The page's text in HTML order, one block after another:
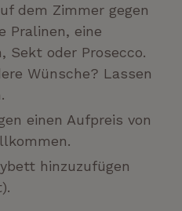
dem Zimmer gegen
Pralinen, eine
Sekt oder Prosecco.
Wünsche? Lassen
einen Aufpreis von
hinzuzufügen